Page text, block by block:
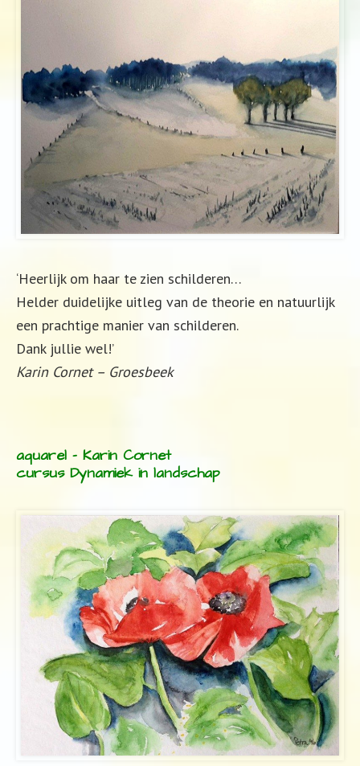
‘Heerlijk om haar te zien schilderen…
Helder duidelijke uitleg van de theorie en natuurlijk
een prachtige manier van schilderen.
Dank jullie wel!’
Karin Cornet – Groesbeek
aquarel – Karin Cornet
cursus Dynamiek in landschap